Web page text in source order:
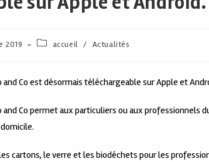
2019 accueil / Actualités
Co est désormais téléchargeable sur Apple et
Co permet aux particuliers ou aux professionnels
cartons, le verre et les biodéchets pour les